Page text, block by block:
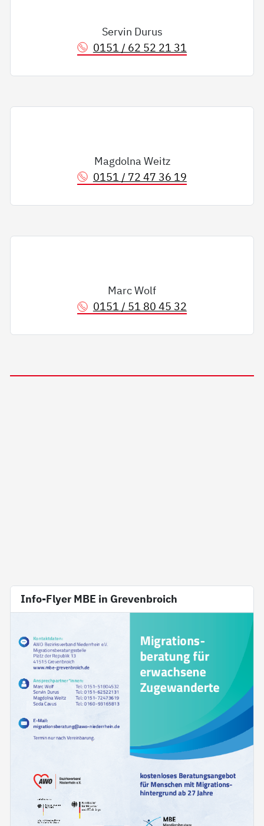
Servin Durus
0151 / 62 52 21 31
Magdolna Weitz
0151 / 72 47 36 19
Marc Wolf
0151 / 51 80 45 32
Info-Flyer MBE in Grevenbroich